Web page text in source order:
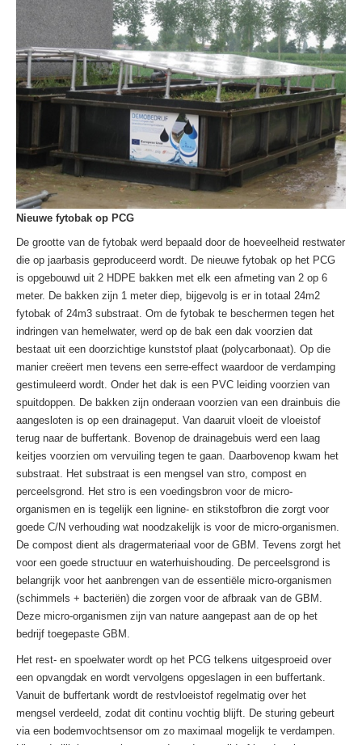
Nieuwe fytobak op PCG
De grootte van de fytobak werd bepaald door de hoeveelheid restwater
die op jaarbasis geproduceerd wordt. De nieuwe fytobak op het PCG
is opgebouwd uit 2 HDPE bakken met elk een afmeting van 2 op 6
meter. De bakken zijn 1 meter diep, bijgevolg is er in totaal 24m2
fytobak of 24m3 substraat. Om de fytobak te beschermen tegen het
indringen van hemelwater, werd op de bak een dak voorzien dat
bestaat uit een doorzichtige kunststof plaat (polycarbonaat). Op die
manier creëert men tevens een serre-effect waardoor de verdamping
gestimuleerd wordt. Onder het dak is een PVC leiding voorzien van
spuitdoppen. De bakken zijn onderaan voorzien van een drainbuis die
aangesloten is op een drainageput. Van daaruit vloeit de vloeistof
terug naar de buffertank. Bovenop de drainagebuis werd een laag
keitjes voorzien om vervuiling tegen te gaan. Daarbovenop kwam het
substraat. Het substraat is een mengsel van stro, compost en
perceelsgrond. Het stro is een voedingsbron voor de micro-
organismen en is tegelijk een lignine- en stikstofbron die zorgt voor
goede C/N verhouding wat noodzakelijk is voor de micro-organismen.
De compost dient als dragermateriaal voor de GBM. Tevens zorgt het
voor een goede structuur en waterhuishouding. De perceelsgrond is
belangrijk voor het aanbrengen van de essentiële micro-organismen
(schimmels + bacteriën) die zorgen voor de afbraak van de GBM.
Deze micro-organismen zijn van nature aangepast aan de op het
bedrijf toegepaste GBM.
Het rest- en spoelwater wordt op het PCG telkens uitgesproeid over
een opvangdak en wordt vervolgens opgeslagen in een buffertank.
Vanuit de buffertank wordt de restvloeistof regelmatig over het
mengsel verdeeld, zodat dit continu vochtig blijft. De sturing gebeurt
via een bodemvochtsensor om zo maximaal mogelijk te verdampen.